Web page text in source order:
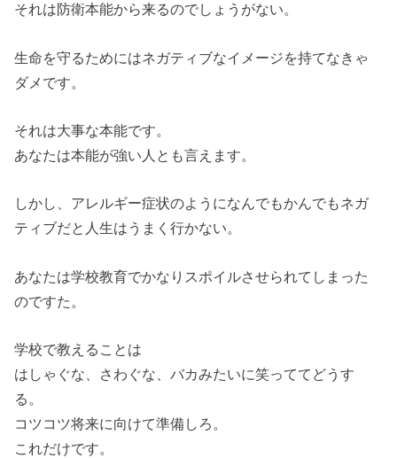
それは防衛本能から来るのでしょうがない。
生命を守るためにはネガティブなイメージを持てなきゃ
ダメです。
それは大事な本能です。
あなたは本能が強い人とも言えます。
しかし、アレルギー症状のようになんでもかんでもネガ
ティブだと人生はうまく行かない。
あなたは学校教育でかなりスポイルさせられてしまった
のですた。
学校で教えることは
はしゃぐな、さわぐな、バカみたいに笑っててどうす
る。
コツコツ将来に向けて準備しろ。
これだけです。